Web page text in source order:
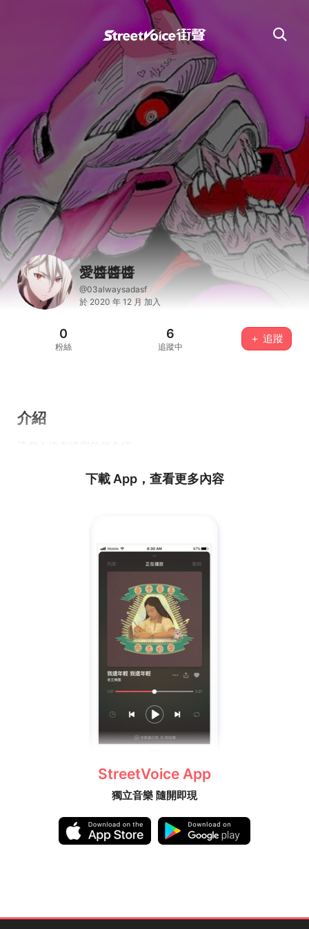
愛醬醬醬
@03alwaysadasf
於 2020 年 12 月 加入
0
粉絲
6
追蹤中
＋ 追蹤
介紹
下載 App，查看更多內容
StreetVoice App
獨立音樂 隨開即現